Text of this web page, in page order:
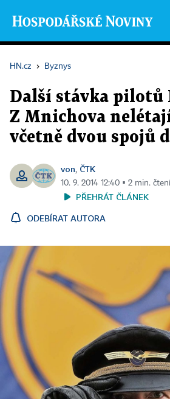
HN.cz › Byznys
Další stávka pilotů
Z Mnichova
včetně dvou spojů
von, ČTK
10. 9. 2014 12:40 ▪ 2 min. čtení
PŘEHRÁT ČLÁNEK
ODEBÍRAT AUTORA